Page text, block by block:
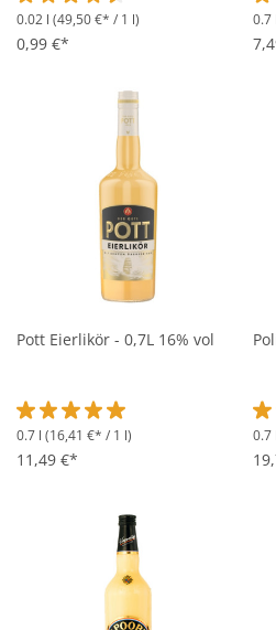
Durchschnittliche Bewertung von
0.02 l (49,50 €* / 1 l)
0,99 €*
0.7 l
Pott Eierlikör - 0,7L 16% vol
Durchschnittliche Bewertung von
0.7 l (16,41 €* / 1 l)
11,49 €*
0.7 l